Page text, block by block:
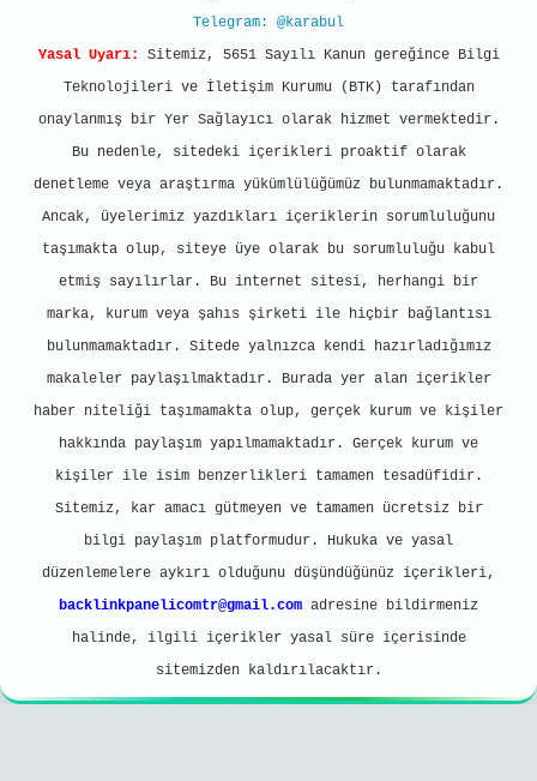
Telegram: @karabul
Yasal Uyarı:
Sitemiz, 5651 Sayılı Kanun gereğince Bilgi
Teknolojileri ve İletişim Kurumu (BTK) tarafından
onaylanmış bir Yer Sağlayıcı olarak hizmet vermektedir.
Bu nedenle, sitedeki içerikleri proaktif olarak
denetleme veya araştırma yükümlülüğümüz bulunmamaktadır.
Ancak, üyelerimiz yazdıkları içeriklerin sorumluluğunu
taşımakta olup, siteye üye olarak bu sorumluluğu kabul
etmiş sayılırlar. Bu internet sitesi, herhangi bir
marka, kurum veya şahıs şirketi ile hiçbir bağlantısı
bulunmamaktadır. Sitede yalnızca kendi hazırladığımız
makaleler paylaşılmaktadır. Burada yer alan içerikler
haber niteliği taşımamakta olup, gerçek kurum ve kişiler
hakkında paylaşım yapılmamaktadır. Gerçek kurum ve
kişiler ile isim benzerlikleri tamamen tesadüfidir.
Sitemiz, kar amacı gütmeyen ve tamamen ücretsiz bir
bilgi paylaşım platformudur. Hukuka ve yasal
düzenlemelere aykırı olduğunu düşündüğünüz içerikleri,
backlinkpanelicomtr@gmail.com adresine bildirmeniz
halinde, ilgili içerikler yasal süre içerisinde
sitemizden kaldırılacaktır.